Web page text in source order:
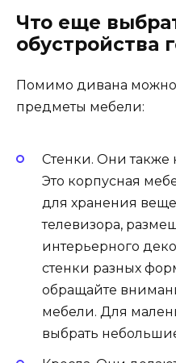
Что еще
обустройства
Помимо дивана можно
предметы мебели:
Стенки. Они также
Это корпусная
для хранения
телевизора,
интерьерного
стенки разных
обращайте
мебели. Для
выбрать